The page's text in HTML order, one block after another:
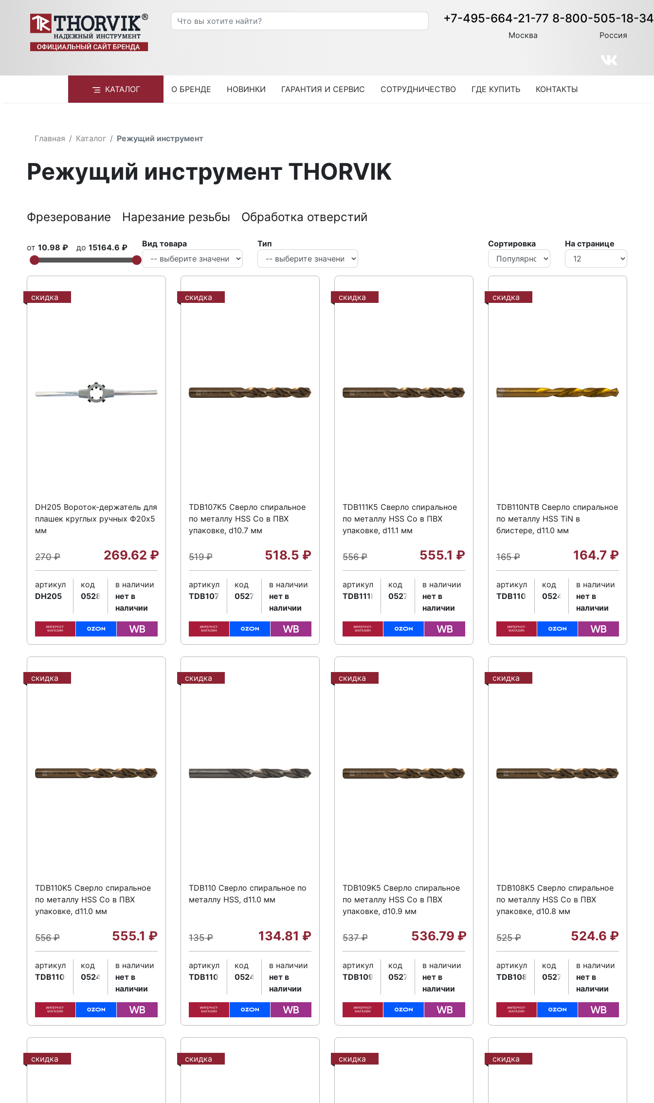
+7-495-664-21-77
Москва
8-800-505-18-34
Россия
КАТАЛОГ О БРЕНДЕ НОВИНКИ ГАРАНТИЯ И СЕРВИС СОТРУДНИЧЕСТВО ГДЕ КУПИТЬ КОНТАКТЫ
Главная Каталог Режущий инструмент
Режущий инструмент THORVIK
Фрезерование Нарезание резьбы Обработка отверстий
от10.98 ₽ до15164.6 ₽ Вид товара Тип Сортировка На странице
скидка
DH205 Вороток-держатель для
плашек круглых ручных Ф20х5
мм
270₽ 269.62 ₽
артикул
DH205
код
052868
в наличии
нет в
наличии
скидка
TDB107K5 Сверло спиральное
по металлу HSS Co в ПВХ
упаковке, d10.7 мм
519₽ 518.5 ₽
артикул
TDB107K5
код
052716
в наличии
нет в
наличии
скидка
TDB111K5 Сверло спиральное
по металлу HSS Co в ПВХ
упаковке, d11.1 мм
556₽ 555.1 ₽
артикул
TDB111K5
код
052719
в наличии
нет в
наличии
скидка
TDB110NTB Сверло спиральное
по металлу HSS TiN в
блистере, d11.0 мм
165₽ 164.7 ₽
артикул
TDB110NTB
код
052445
в наличии
нет в
наличии
скидка
TDB110K5 Сверло спиральное
по металлу HSS Co в ПВХ
упаковке, d11.0 мм
556₽ 555.1 ₽
артикул
TDB110K5
код
052473
в наличии
нет в
наличии
скидка
TDB110 Сверло спиральное по
металлу HSS, d11.0 мм
135₽ 134.81 ₽
артикул
TDB110
код
052417
в наличии
нет в
наличии
скидка
TDB109K5 Сверло спиральное
по металлу HSS Co в ПВХ
упаковке, d10.9 мм
537₽ 536.79 ₽
артикул
TDB109K5
код
052718
в наличии
нет в
наличии
скидка
TDB108K5 Сверло спиральное
по металлу HSS Co в ПВХ
упаковке, d10.8 мм
525₽ 524.6 ₽
артикул
TDB108K5
код
052717
в наличии
нет в
наличии
скидка скидка скидка скидка